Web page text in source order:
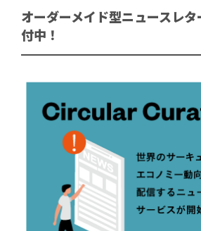
オーダーメイド型ニュースレ
付中！